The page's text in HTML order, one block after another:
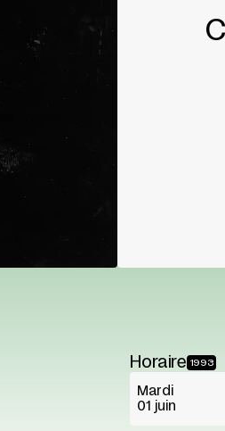
Horaire 1993
Mardi
01 juin